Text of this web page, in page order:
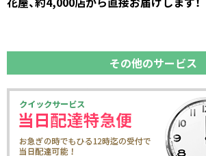
その他のサービス